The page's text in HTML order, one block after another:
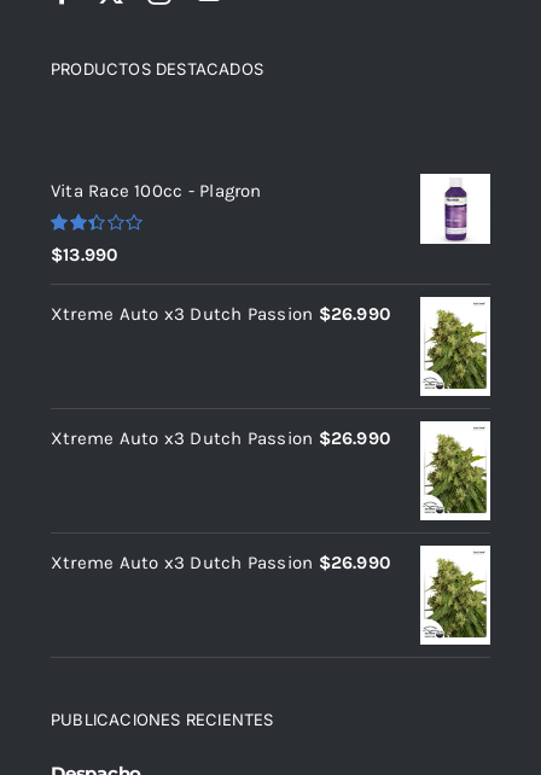
PRODUCTOS DESTACADOS
Vita Race 100cc - Plagron
Valorado
con
2.37
de 5
$13.990
Xtreme Auto x3 Dutch Passion $26.990
Xtreme Auto x3 Dutch Passion $26.990
Xtreme Auto x3 Dutch Passion $26.990
PUBLICACIONES RECIENTES